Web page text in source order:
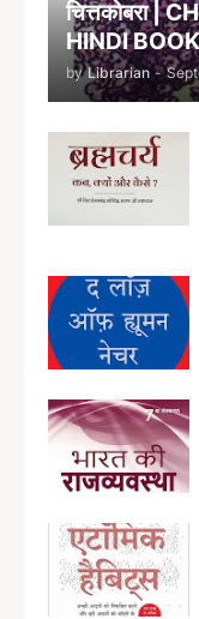
चित्तकोबरा |
HINDI
by Librarian -